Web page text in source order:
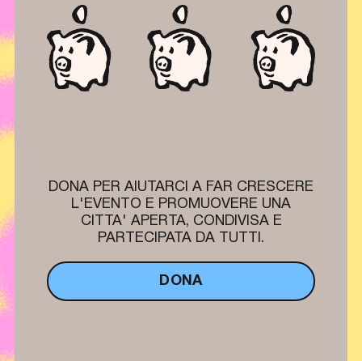
DONA PER AIUTARCI A FAR CRESCERE
L'EVENTO E PROMUOVERE UNA
CITTA' APERTA, CONDIVISA E
PARTECIPATA DA TUTTI.
DONA